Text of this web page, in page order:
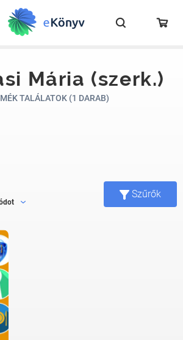
Mária (szerk.)
TALÁLATOK (1 DARAB)
Szűrők